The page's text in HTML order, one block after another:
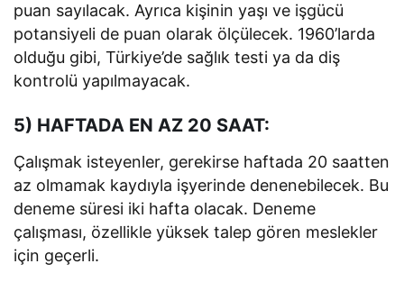
puan sayılacak. Ayrıca kişinin yaşı ve işgücü
potansiyeli de puan olarak ölçülecek. 1960’larda
olduğu gibi, Türkiye’de sağlık testi ya da diş
kontrolü yapılmayacak.
5) HAFTADA EN AZ 20 SAAT:
Çalışmak isteyenler, gerekirse haftada 20 saatten
az olmamak kaydıyla işyerinde denenebilecek. Bu
deneme süresi iki hafta olacak. Deneme
çalışması, özellikle yüksek talep gören meslekler
için geçerli.